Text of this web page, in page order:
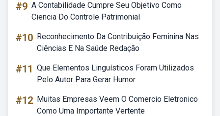
#9 A Contabilidade Cumpre Seu Objetivo Como
Ciencia Do Controle Patrimonial
#10 Reconhecimento Da Contribuição Feminina Nas
Ciências E Na Saúde Redação
#11 Que Elementos Linguísticos Foram Utilizados
Pelo Autor Para Gerar Humor
#12 Muitas Empresas Veem O Comercio Eletronico
Como Uma Importante Vertente